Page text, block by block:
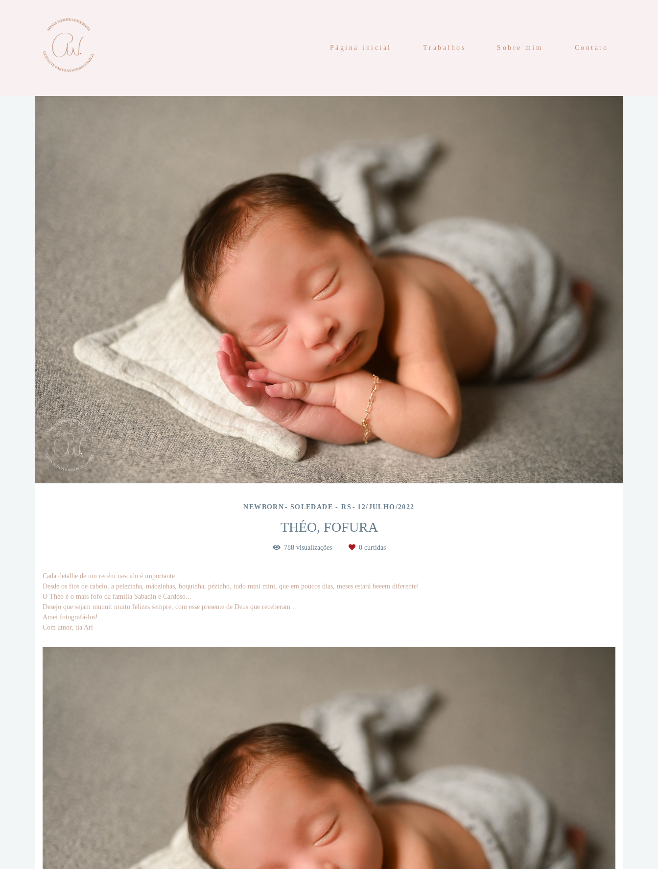
Página inicial Trabalhos Sobre mim Contato
NEWBORN SOLEDADE - RS 12/JULHO/2022
THÉO, FOFURA
788visualizações 0curtidas
Cada detalhe de um recém nascido é importante...
Desde os fios de cabelo, a pelezinha, mãozinhas, boquinha, pézinho, tudo mini mini, que em poucos dias, meses estará beeem diferente!
O Théo é o mais fofo da família Sabadin e Cardoso...
Desejo que sejam muuuit muito felizes sempre, com esse presente de Deus que receberam...
Amei fotografá-los!
Com amor, tia Ari